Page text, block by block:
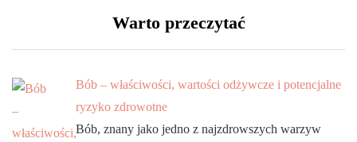
Warto przeczytać
Bób – właściwości, wartości odżywcze i potencjalne
ryzyko zdrowotne
Bób, znany jako jedno z najzdrowszych warzyw